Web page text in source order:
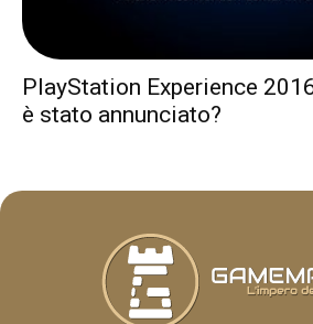
PlayStation Experience
è stato annunciato?